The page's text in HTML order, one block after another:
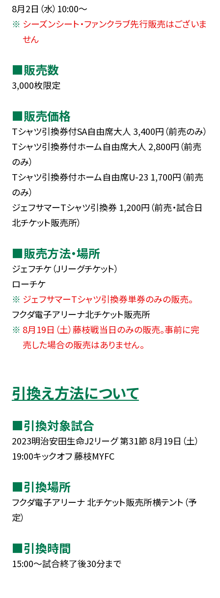
8月2日（水）10:00～
シーズンシート・ファンクラブ先行販売はございま
せん
■販売数
3,000枚限定
■販売価格
Tシャツ引換券付SA自由席大人 3,400円（前売のみ）
Tシャツ引換券付ホーム自由席大人 2,800円（前売
のみ）
Tシャツ引換券付ホーム自由席U-23 1,700円（前売
のみ）
ジェフサマーTシャツ引換券 1,200円（前売・試合日
北チケット販売所）
■販売方法・場所
ジェフチケ（Jリーグチケット）
ローチケ
ジェフサマーTシャツ引換券単券のみの販売。
フクダ電子アリーナ北チケット販売所
8月19日（土）藤枝戦当日のみの販売。事前に完
売した場合の販売はありません。
引換え方法について
■引換対象試合
2023明治安田生命J2リーグ 第31節 8月19日（土）
19:00キックオフ 藤枝MYFC
■引換場所
フクダ電子アリーナ 北チケット販売所横テント（予
定）
■引換時間
15:00～試合終了後30分まで